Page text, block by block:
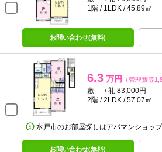
1階 / 1LDK / 45.89㎡
お問い合わせ(無料)
6.3 万円 （管理費等
敷 － / 礼 83,000円
2階 / 2LDK / 57.07㎡
水戸市のお部屋探しはアパマンショッ
お問い合わせ(無料)